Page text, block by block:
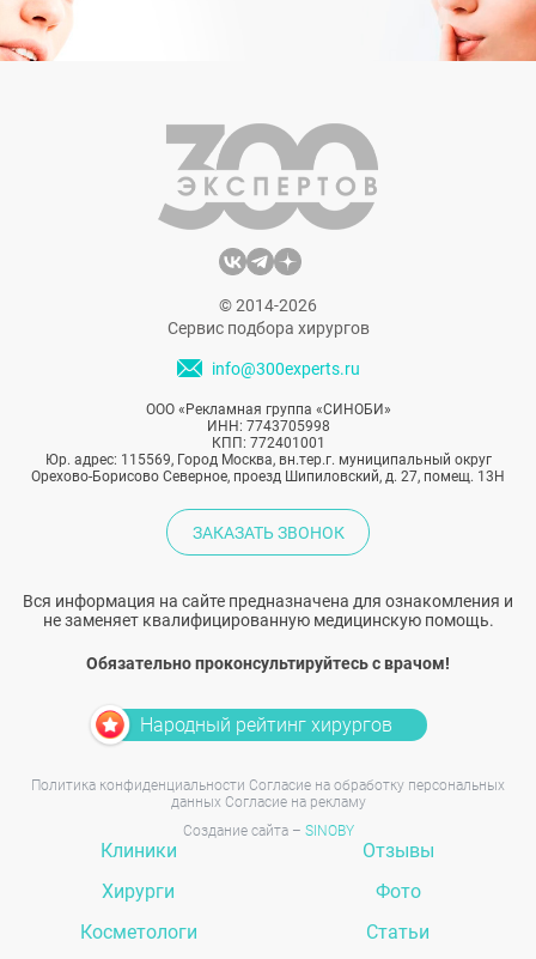
© 2014-2026
Сервис подбора хирургов
info@300experts.ru
ООО «Рекламная группа «СИНОБИ»
ИНН: 7743705998
КПП: 772401001
Юр. адрес: 115569, Город Москва, вн.тер.г. муниципальный округ
Орехово-Борисово Северное, проезд Шипиловский, д. 27, помещ. 13Н
ЗАКАЗАТЬ ЗВОНОК
Вся информация на сайте предназначена для ознакомления и
не заменяет квалифицированную медицинскую помощь.
Обязательно проконсультируйтесь с врачом!
Народный рейтинг хирургов
Политика конфиденциальности Согласие на обработку персональных
данных Согласие на рекламу
Создание сайта – SINOBY
Клиники
Хирурги
Косметологи
Отзывы
Фото
Статьи